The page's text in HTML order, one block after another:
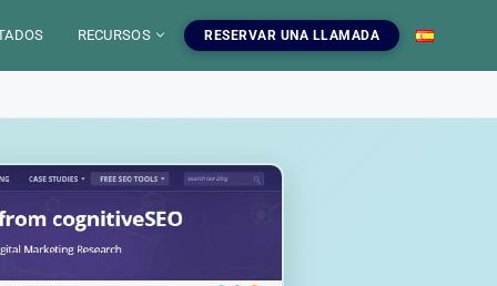
IA
RECURSOS RESERVAR UNA LLAMADA